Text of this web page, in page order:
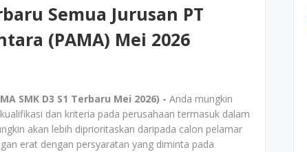
Semua Jurusan PT
(PAMA) Mei 2026
SMK D3 S1 Terbaru Mei 2026) - Anda mungkin
dan kriteria pada perusahaan termasuk dalam
akan lebih diprioritaskan daripada calon pelamar
erat dengan persyaratan yang diminta pada